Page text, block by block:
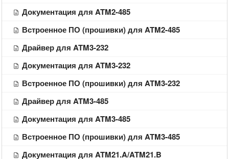
Документация для ATM2-485
Встроенное ПО (прошивки) для ATM2-485
Драйвер для ATM3-232
Документация для ATM3-232
Встроенное ПО (прошивки) для ATM3-232
Драйвер для ATM3-485
Документация для ATM3-485
Встроенное ПО (прошивки) для ATM3-485
Документация для ATM21.A/ATM21.B